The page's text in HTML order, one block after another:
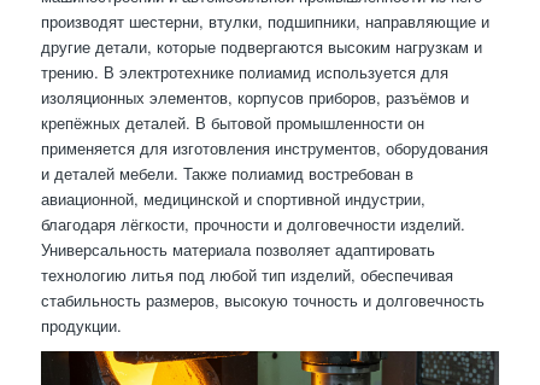
производят шестерни, втулки, подшипники, направляющие и
другие детали, которые подвергаются высоким нагрузкам и
трению. В электротехнике полиамид используется для
изоляционных элементов, корпусов приборов, разъёмов и
крепёжных деталей. В бытовой промышленности он
применяется для изготовления инструментов, оборудования
и деталей мебели. Также полиамид востребован в
авиационной, медицинской и спортивной индустрии,
благодаря лёгкости, прочности и долговечности изделий.
Универсальность материала позволяет адаптировать
технологию литья под любой тип изделий, обеспечивая
стабильность размеров, высокую точность и долговечность
продукции.